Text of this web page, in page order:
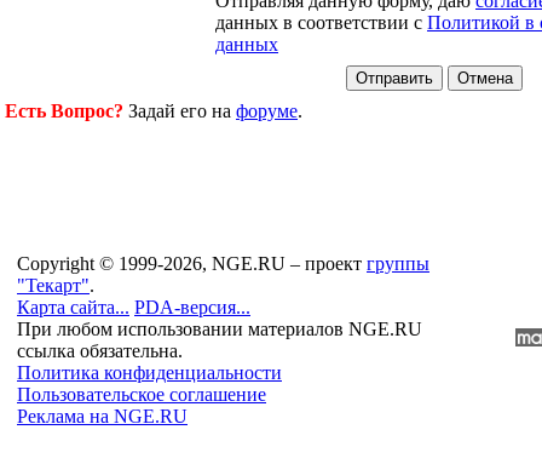
данных в соответствии с Политикой в
данных
Есть Вопрос? Задай его на форуме.
Copyright © 1999-2026, NGE.RU – проект группы
"Текарт".
Карта сайта... PDA-версия...
При любом использовании материалов NGE.RU
ссылка обязательна.
Политика конфиденциальности
Пользовательское соглашение
Реклама на NGE.RU